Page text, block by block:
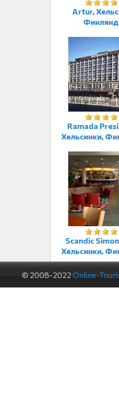
Artur,
Ramada
Хельсинки,
Scandic
Хельсинки,
© 2008-2022 Online-